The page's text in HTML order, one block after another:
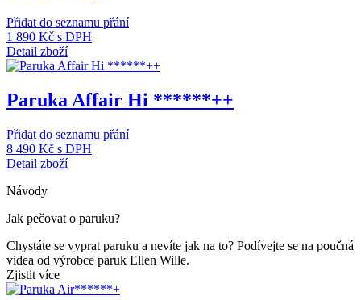
Přidat do seznamu přání
1 890 Kč s DPH
Detail zboží
Paruka Affair Hi ******++
Přidat do seznamu přání
8 490 Kč s DPH
Detail zboží
Návody
Jak pečovat o paruku?
Chystáte se vyprat paruku a nevíte jak na to? Podívejte se na poučná
videa od výrobce paruk Ellen Wille.
Zjistit více